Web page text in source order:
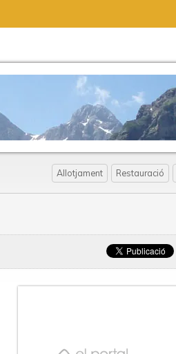
Allotjament Restauració